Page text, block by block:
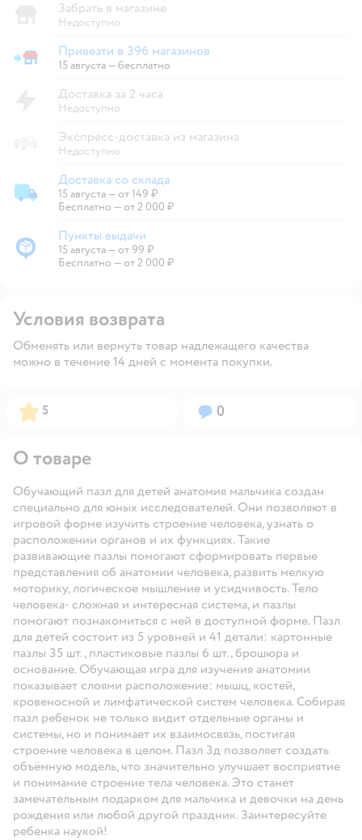
Забрать в магазине
Недоступно
Привезти в магазин
Привезти в 396 магазинов
15 августа—бесплатно
Доставка за 2 часа
Недоступно
Экспресс-доставка из магазина
Недоступно
Доставка со склада
Доставка со склада
15 августа—от 149 ₽
Бесплатно — от 2 000 ₽
Пункты выдачи
Пункты выдачи
15 августа—от 99 ₽
Бесплатно — от 2 000 ₽
Условия возврата
Обменять или вернуть товар надлежащего качества
можно в течение 14 дней с момента покупки.
Рейтинг:
5 Вопросов:
0
О товаре
Обучающий пазл для детей анатомия мальчика создан
специально для юных исследователей. Они позволяют в
игровой форме изучить строение человека, узнать о
расположении органов и их функциях. Такие
развивающие пазлы помогают сформировать первые
представления об анатомии человека, развить мелкую
моторику, логическое мышление и усидчивость. Тело
человека- сложная и интересная система, и пазлы
помогают познакомиться с ней в доступной форме. Пазл
для детей состоит из 5 уровней и 41 детали: картонные
пазлы 35 шт., пластиковые пазлы 6 шт., брошюра и
основание. Обучающая игра для изучения анатомии
показывает слоями расположение: мышц, костей,
кровеносной и лимфатической систем человека. Собирая
пазл ребенок не только видит отдельные органы и
системы, но и понимает их взаимосвязь, постигая
строение человека в целом. Пазл 3д позволяет создать
объёмную модель, что значительно улучшает восприятие
и понимание строение тела человека. Это станет
замечательным подарком для мальчика и девочки на день
рождения или любой другой праздник. Заинтересуйте
ребенка наукой!